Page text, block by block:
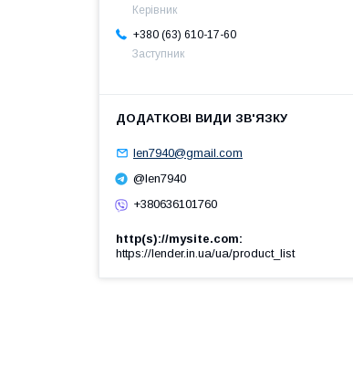
Керівник
+380 (63) 610-17-60
Заступник
len7940@gmail.com
@len7940
+380636101760
http(s)://mysite.com
https://lender.in.ua/ua/product_list